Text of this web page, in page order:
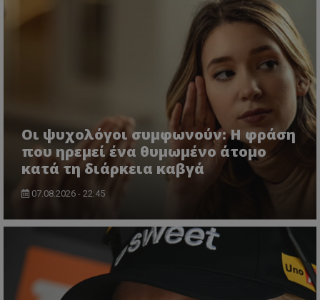
Οι ψυχολόγοι συμφωνούν: Η φράση
που ηρεμεί ένα θυμωμένο άτομο
κατά τη διάρκεια καβγά
07.08.2026 - 22:45